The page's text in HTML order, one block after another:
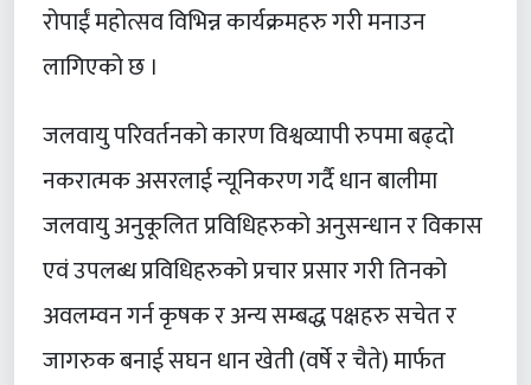
रोपाईं महोत्सव विभिन्न कार्यक्रमहरु गरी मनाउन
लागिएको छ ।
जलवायु परिवर्तनको कारण विश्वव्यापी रुपमा बढ्दो
नकरात्मक असरलाई न्यूनिकरण गर्दै धान बालीमा
जलवायु अनुकूलित प्रविधिहरुको अनुसन्धान र विकास
एवं उपलब्ध प्रविधिहरुको प्रचार प्रसार गरी तिनको
अवलम्वन गर्न कृषक र अन्य सम्बद्ध पक्षहरु सचेत र
जागरुक बनाई सघन धान खेती (वर्षे र चैते) मार्फत